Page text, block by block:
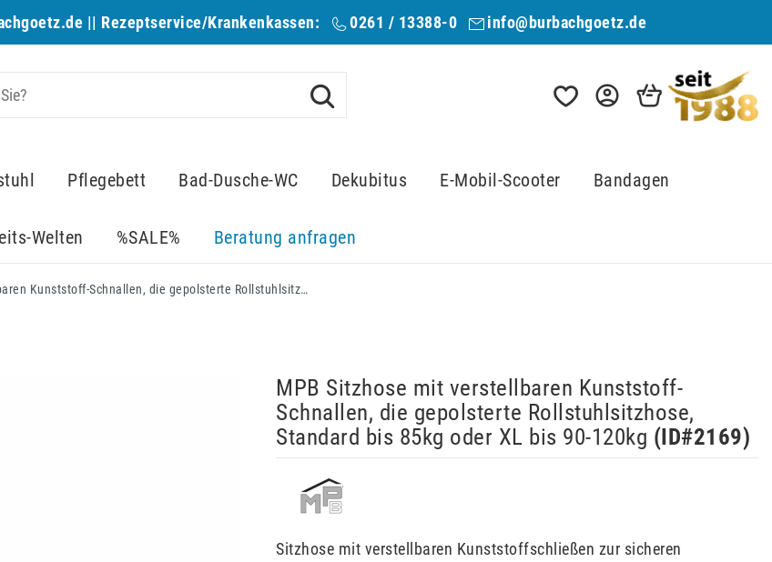
|| Rezeptservice/Krankenkassen: 0261 / 13388-0 info@burbachgoetz.de
Pflegebett Bad-Dusche-WC Dekubitus E-Mobil-Scooter Bandagen
Welten %SALE% Beratung anfragen
MPB Sitzhose mit verstellbaren Kunststoff-Schnallen, die gepolsterte Rollstuhlsitzhose, Standard bis 85kg oder XL bis 90-120kg
MPB Sitzhose mit verstellbaren Kunststoff-
Schnallen, die gepolsterte Rollstuhlsitzhose,
Standard bis 85kg oder XL bis 90-120kg (ID#2169)
Sitzhose mit verstellbaren Kunststoffschließen zur sicheren